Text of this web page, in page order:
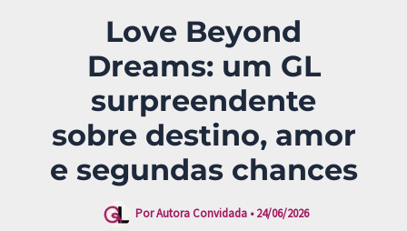
Love Beyond
Dreams: um GL
surpreendente
sobre destino, amor
e segundas chances
PorAutora Convidada •24/06/2026